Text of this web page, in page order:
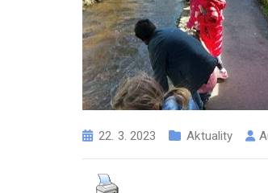
22. 3. 2023 Aktuality